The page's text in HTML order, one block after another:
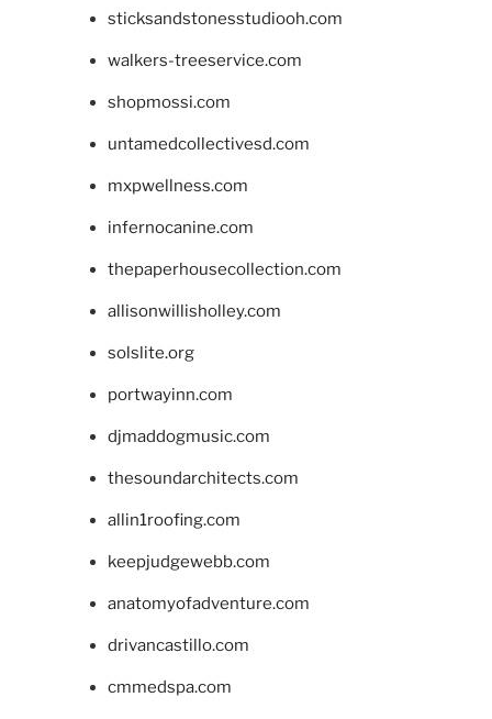
sticksandstonesstudiooh.com
walkers-treeservice.com
shopmossi.com
untamedcollectivesd.com
mxpwellness.com
infernocanine.com
thepaperhousecollection.com
allisonwillisholley.com
solslite.org
portwayinn.com
djmaddogmusic.com
thesoundarchitects.com
allin1roofing.com
keepjudgewebb.com
anatomyofadventure.com
drivancastillo.com
cmmedspa.com